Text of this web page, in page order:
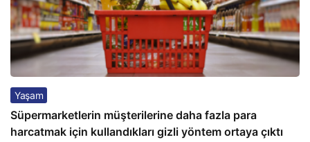
Yaşam
Süpermarketlerin müşterilerine daha fazla para
harcatmak için kullandıkları gizli yöntem ortaya çıktı